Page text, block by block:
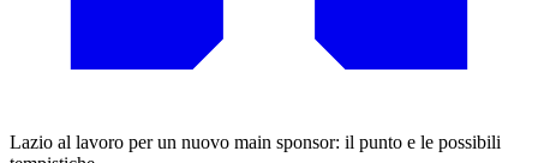
Lazio al lavoro per un nuovo main sponsor: il punto e le possibili